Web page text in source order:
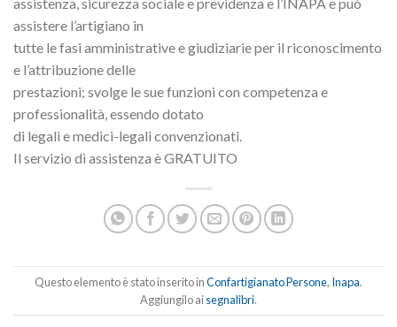
assistere l’artigiano in
tutte le fasi amministrative e giudiziarie per il riconoscimento
e l’attribuzione delle
prestazioni; svolge le sue funzioni con competenza e
professionalità, essendo dotato
di legali e medici-legali convenzionati.
Il servizio di assistenza è GRATUITO
Questo elemento è stato inserito inConfartigianato Persone, Inapa.
Aggiungilo aisegnalibri.